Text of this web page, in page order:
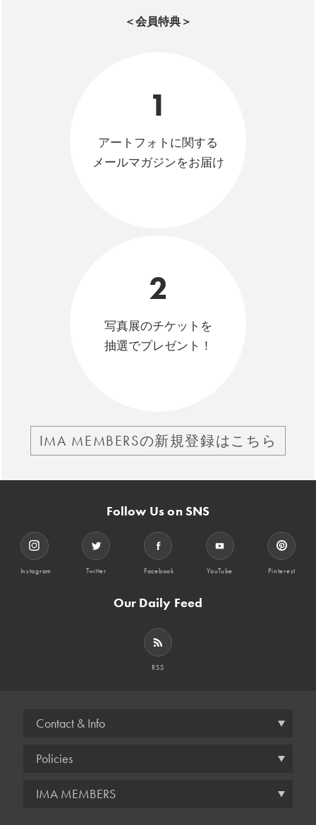
＜会員特典＞
1
アートフォトに関する
メールマガジンをお届け
2
写真展のチケットを
抽選でプレゼント！
IMA MEMBERSの新規登録はこちら
Follow Us on SNS
Instagram Twitter Facebook YouTube Pinterest
Our Daily Feed
RSS
Contact & Info
Policies
IMA MEMBERS